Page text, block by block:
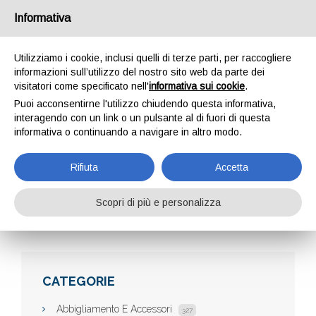
BODYPERFECT
Aziende Bodyperfect
CATEGORIE
Abbigliamento E Accessori 327
Informativa
Utilizziamo i cookie, inclusi quelli di terze parti, per raccogliere
informazioni sull’utilizzo del nostro sito web da parte dei
visitatori come specificato nell'informativa sui cookie.
Puoi acconsentirne l'utilizzo chiudendo questa informativa,
interagendo con un link o un pulsante al di fuori di questa
informativa o continuando a navigare in altro modo.
Rifiuta Accetta
Scopri di più e personalizza